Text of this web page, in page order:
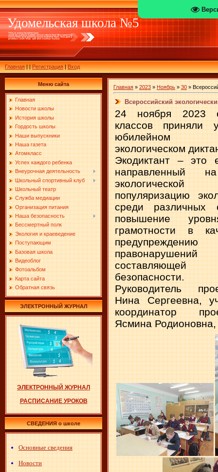
Удомельская школа №5
Главная||Регистрация|Вход
Меню сайта
Главная
Новости школы
История школы
Гордость школы
Наши выпускники
Наша газета
Атомкласс
Успех каждого ребенка
Внеурочная деятельность
Школьный спортивный клуб
Школьный театр
Служба медиации
Организация питания
Наша безопасность
Бессмертный полк
Экология и краеведение
Поступающим
Базовая школа
Видеоблог
Фотоальбом
Карта сайта
Обратная связь
ЭЛЕКТРОННЫЙ ЖУРНАЛ
ЭЛЕКТРОННЫЙ ЖУРНАЛ
РАСПИСАНИЕ УРОКОВ
СВЕДЕНИЯ о школе
Основные сведения
Новости
Главная » 2023 » Ноябрь » 30 »
Всероссийский
24 ноября 2023
классов приняли
юбилейном
экологическом
Экодиктант – это
направленный
популяризацию
среди различных
повышение
грамотности в
составляющей
безопасности.
Руководитель
Нина Сергеевна,
координатор
Ясмина Родионовна,